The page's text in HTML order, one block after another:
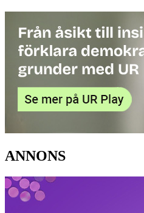
ANNONS